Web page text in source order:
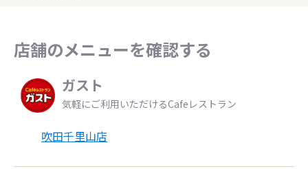
店舗のメニューを確認する
ガスト
気軽にご利用いただけるCafeレストラン
吹田千里山店